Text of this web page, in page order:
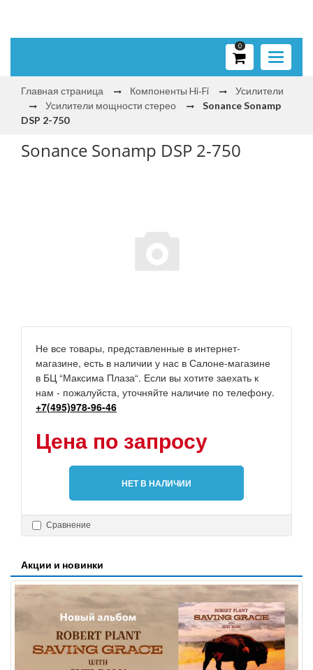
Toggle
0
Главная страница Компоненты Hi‑Fi
Усилители
Усилители мощности стерео
Sonance Sonamp
DSP 2-750
Sonance Sonamp DSP 2-750
Не все товары, представленные в интернет-
магазине, есть в наличии у нас в Салоне-магазине
в БЦ “Максима Плаза“. Если вы хотите заехать к
нам - пожалуйста, уточняйте наличие по телефону.
+7(495)978-96-46
Цена по запросу
НЕТ В НАЛИЧИИ
Сравнение
Акции и новинки